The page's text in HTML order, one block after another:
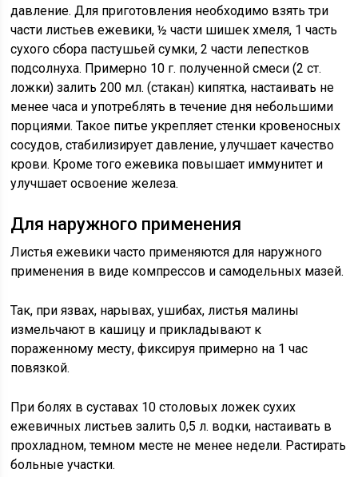
давление. Для приготовления необходимо взять три
части листьев ежевики, ½ части шишек хмеля, 1 часть
сухого сбора пастушьей сумки, 2 части лепестков
подсолнуха. Примерно 10 г. полученной смеси (2 ст.
ложки) залить 200 мл. (стакан) кипятка, настаивать не
менее часа и употреблять в течение дня небольшими
порциями. Такое питье укрепляет стенки кровеносных
сосудов, стабилизирует давление, улучшает качество
крови. Кроме того ежевика повышает иммунитет и
улучшает освоение железа.
Для наружного применения
Листья ежевики часто применяются для наружного
применения в виде компрессов и самодельных мазей.
Так, при язвах, нарывах, ушибах, листья малины
измельчают в кашицу и прикладывают к
пораженному месту, фиксируя примерно на 1 час
повязкой.
При болях в суставах 10 столовых ложек сухих
ежевичных листьев залить 0,5 л. водки, настаивать в
прохладном, темном месте не менее недели. Растирать
больные участки.